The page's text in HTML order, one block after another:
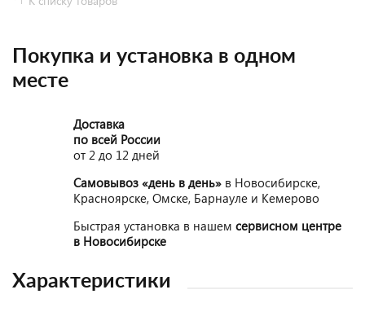
Покупка и установка в одном
месте
Доставка
по всей России
от 2 до 12 дней
Самовывоз «день в день» в Новосибирске,
Красноярске, Омске, Барнауле и Кемерово
Быстрая установка в нашем сервисном центре
в Новосибирске
Характеристики